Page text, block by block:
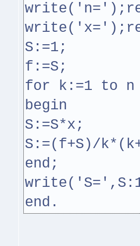
S:=1;
f:=S;
for k:=1 to n
begin
S:=S*x;
S:=(f+S)/
end;
end.